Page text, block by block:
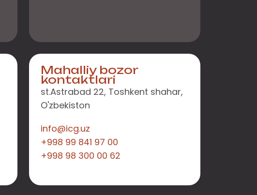
Mahalliy bozor
kontaktlari
st.Astrabad 22, Toshkent shahar,
O'zbekiston
info@icg.uz
+998 99 841 97 00
+998 98 300 00 62